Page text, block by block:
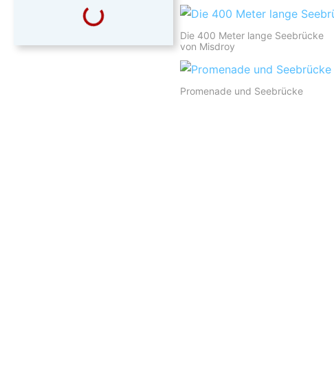
Die 400 Meter lange Seebrücke
von Misdroy
Promenade und Seebrücke